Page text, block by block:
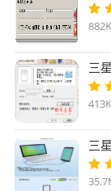
三
绿
三